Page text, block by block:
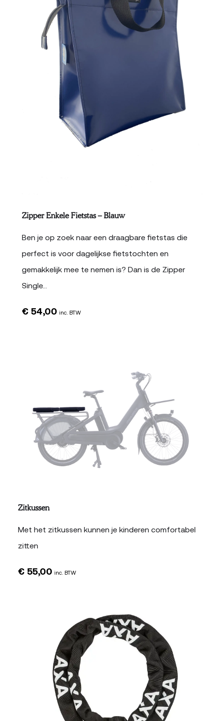
Zipper Enkele Fietstas – Blauw
Ben je op zoek naar een draagbare fietstas die
perfect is voor dagelijkse fietstochten en
gemakkelijk mee te nemen is? Dan is de Zipper
Single…
€ 54,00 inc. BTW
Zitkussen
Met het zitkussen kunnen je kinderen comfortabel
zitten
€ 55,00 inc. BTW